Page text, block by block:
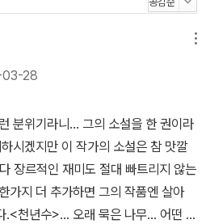
28
분위기라니... 그의 소설을 한 권이라
시겠지만 이 작가의 소설은 참 맛깔
장르적인 재미도 절대 빠트리지 않는
가지 더 추가하면 그의 작품엔 살아
.<천년수>... 오래 묵은 나무... 어떤 느